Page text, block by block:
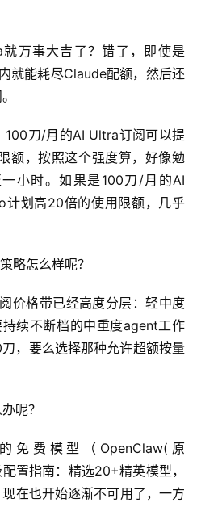
注册
万事大吉了？错了，即使是
就能耗尽Claude配额，然后还
100刀/月的AI Ultra订阅可以提
额，按照这个强度算，好像勉
小时。如果是100刀/月的AI
计划高20倍的使用限额，几乎
略怎么样呢？
价格带已经高度分层：轻中度
续不断档的中重度agent工作
，要么选择那种允许超额按量
呢？
免费模型（OpenClaw(原
置指南：精选20+精英模型，
在也开始逐渐不可用了，一方